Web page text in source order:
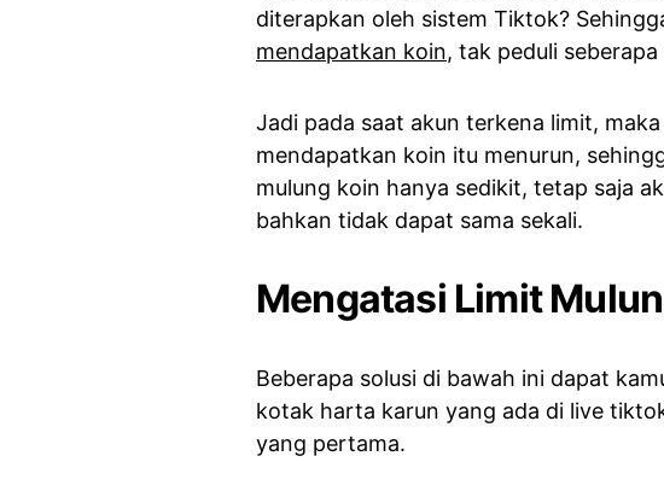
diterapkan oleh sistem Tiktok?
mendapatkan koin, tak peduli
Jadi pada saat akun terkena limit,
mendapatkan koin itu menurun,
mulung koin hanya sedikit, tetap saja
bahkan tidak dapat sama sekali.
Mengatasi Limit
Beberapa solusi di bawah ini dapat
kotak harta karun yang ada di live
yang pertama.